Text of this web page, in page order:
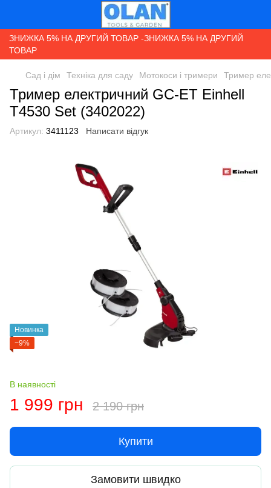
ЗНИЖКА 5% НА ДРУГИЙ ТОВАР -ЗНИЖКА 5% НА ДРУГИЙ
ТОВАР
Сад і дім Техніка для саду Мотокоси і тримери Тример
Тример електричний GC-ET Einhell
Т4530 Set (3402022)
Артикул: 3411123 Написати відгук
Новинка
−9%
В наявності
1 999 грн 2 190 грн
Купити
Замовити швидко